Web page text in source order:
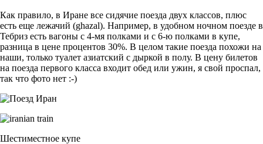
Как правило, в Иране все сидячие поезда двух классов, плюс
есть еще лежачий (ghazal). Например, в удобном ночном поезде в
Тебриз есть вагоны с 4-мя полками и с 6-ю полками в купе,
разница в цене процентов 30%. В целом такие поезда похожи на
наши, только туалет азиатский с дыркой в полу. В цену билетов
на поезда первого класса входит обед или ужин, я свой проспал,
так что фото нет :-)
Шестиместное купе